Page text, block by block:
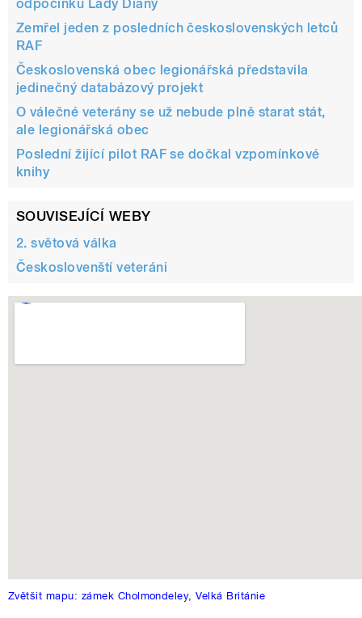
pause
odpočinku Lady Diany
Zemřel jeden z posledních československých letců
RAF
Československá obec legionářská představila
jedinečný databázový projekt
O válečné veterány se už nebude plně starat stát,
ale legionářská obec
Poslední žijící pilot RAF se dočkal vzpomínkové
knihy
SOUVISEJÍCÍ WEBY
2. světová válka
Českoslovenští veteráni
Zvětšit mapu: zámek Cholmondeley, Velká Británie